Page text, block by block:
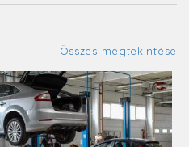
Összes megtekintése